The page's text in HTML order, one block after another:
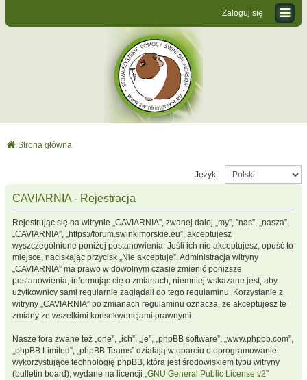
Zaloguj się
Strona główna
Język:
CAVIARNIA - Rejestracja
Rejestrując się na witrynie „CAVIARNIA”, zwanej dalej „my”, ”nas”, „nasza”,
„CAVIARNIA”, „https://forum.swinkimorskie.eu”, akceptujesz
wyszczególnione poniżej postanowienia. Jeśli ich nie akceptujesz, opuść to
miejsce, naciskając przycisk „Nie akceptuję”. Administracja witryny
„CAVIARNIA” ma prawo w dowolnym czasie zmienić poniższe
postanowienia, informując cię o zmianach, niemniej wskazane jest, aby
użytkownicy sami regularnie zaglądali do tego regulaminu. Korzystanie z
witryny „CAVIARNIA” po zmianach regulaminu oznacza, że akceptujesz te
zmiany ze wszelkimi konsekwencjami prawnymi.
Nasze fora zwane też „one”, „ich”, „je”, „phpBB software”, „www.phpbb.com”,
„phpBB Limited”, „phpBB Teams” działają w oparciu o oprogramowanie
wykorzystujące technologię phpBB, która jest środowiskiem typu witryny
(bulletin board), wydane na licencji „GNU General Public License v2”